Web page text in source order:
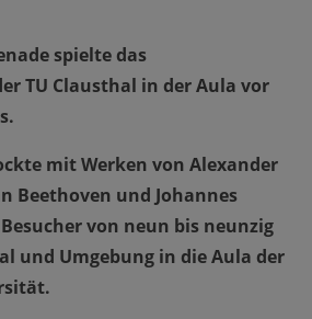
spielte das
TU Clausthal in der Aula vor
mit Werken von Alexander
Beethoven und Johannes
von neun bis neunzig
und Umgebung in die Aula der